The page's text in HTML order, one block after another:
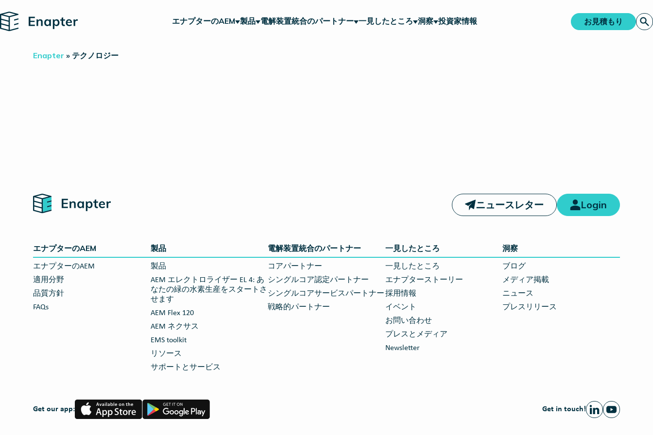
Home エナプターのAEM 製品 電解装置統合のパートナー 一見したところ 洞察 投資家情報 お見積もり
Enapter » テクノロジー
Home
ニュースレター Login
エナプターのAEM
エナプターのAEM
適用分野
品質方針
FAQs
製品
製品
AEM エレクトロライザー EL 4: あ
なたの緑の水素生産をスタートさ
せます
AEM Flex 120
AEM ネクサス
EMS toolkit
リソース
サポートとサービス
電解装置統合のパートナー
コアパートナー
シングルコア認定パートナー
シングルコアサービスパートナー
戦略的パートナー
一見したところ
一見したところ
エナプターストーリー
採用情報
イベント
お問い合わせ
プレスとメディア
Newsletter
洞察
ブログ
メディア掲載
ニュース
プレスリリース
Get our app:
App
Store
Google
Play
Get in touch!